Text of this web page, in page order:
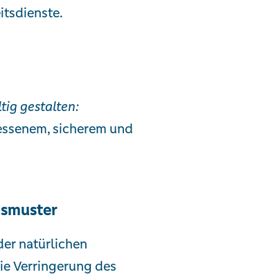
gestalten:
sicherem und
natürlichen
Verringerung des